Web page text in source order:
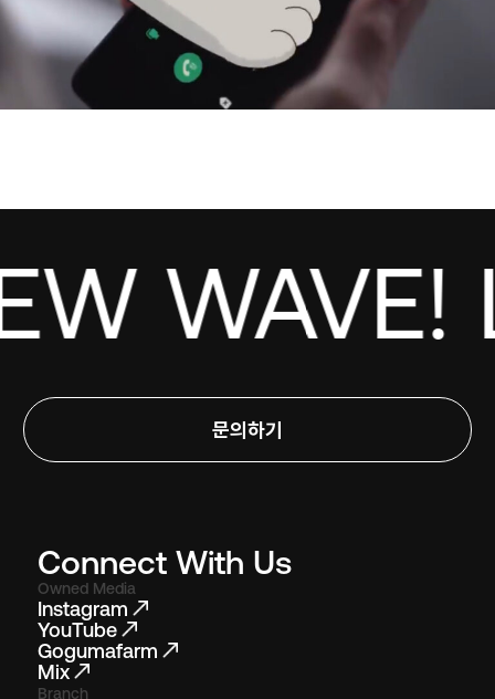
WAVE!
문의하기
Connect With Us
Owned Media
Instagram
YouTube
Gogumafarm
Mix
Branch